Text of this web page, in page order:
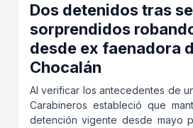
Dos detenidos tras
sorprendidos
desde ex faenadora
Chocalán
Al verificar los antecedentes de
Carabineros estableció que
detención vigente desde mayo